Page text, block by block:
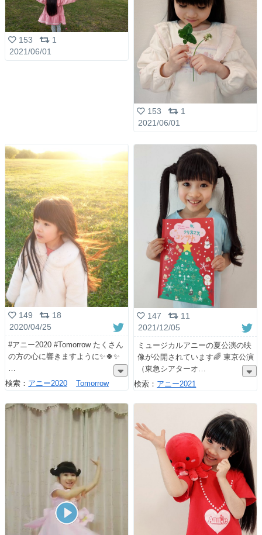
153
1
2021/06/01
153
1
2021/06/01
149
18
2020/04/25
#アニー2020 #Tomorrow たくさん
の方の心に響きますように✨🍀✨
検索： アニー2020 Tomorrow
147
11
2021/12/05
ミュージカルアニーの夏公演の映
像が公開されています🌈 東京公演
（東急シアターオ
検索： アニー2021